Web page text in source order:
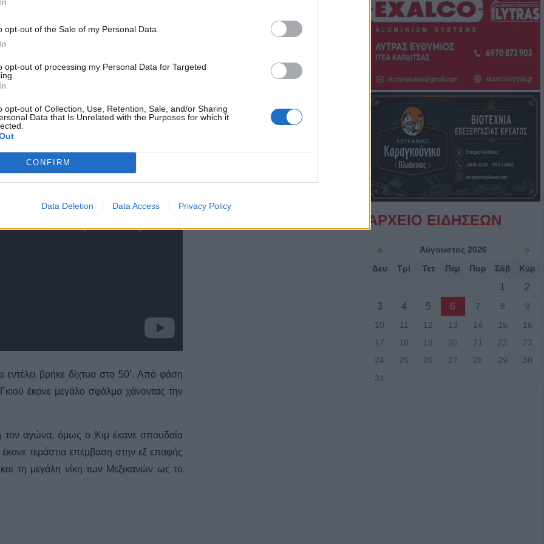
opt-out of the Sale of my Personal Data.
opt-out of processing my Personal Data for Targeted
opt-out of Collection, Use, Retention, Sale, and/or Sharing
Data that Is Unrelated with the Purposes for which it
CONFIRM
Data Deletion Data Access Privacy Policy
σημασία στην αναχαίτιση των
τρόπο στην επίθεση. Με εξαίρεση
Κιμ Σέουνγκ-Γκιού, δεν καταγράφτηκε
βρήκε δίχτυα στο 50’. Από φάση
έκανε μεγάλο σφάλμα χάνοντας την
τον αγώνα, όμως ο Κιμ έκανε σπουδαία
τεράστια επέμβαση στην εξ επαφής
τη μεγάλη νίκη των Μεξικανών ως το
Ειρήνης Καρδίτσας (+Φωτο
Ο Φονσέκα απέκλεισε τον
5 Αυγούστου 2026, 20:30
Το Σάββατο 8 Αυγούστου το
ΑΡΧΕΙΟ ΕΙΔΗΣΕΩΝ
« Αύγουστος 2026 »
Δευ Τρί Τετ Πέμ Παρ Σάβ Κυρ
1
2
3
4 5 6 7 8
9
10
11 12 13 14 15
16
17
18 19 20 21 22
23
24
25 26 27 28 29
30
31